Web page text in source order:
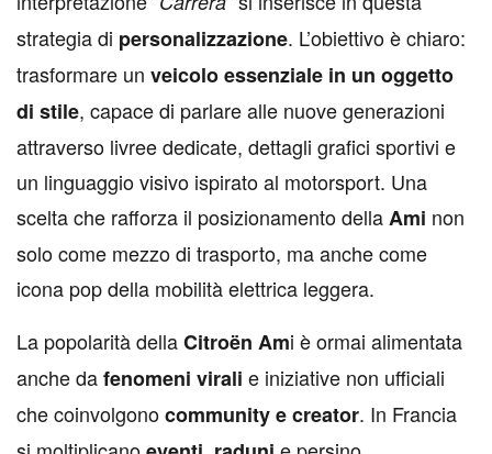
strategia di personalizzazione. L’obiettivo è chiaro:
trasformare un veicolo essenziale in un oggetto
di stile, capace di parlare alle nuove generazioni
attraverso livree dedicate, dettagli grafici sportivi e
un linguaggio visivo ispirato al motorsport. Una
scelta che rafforza il posizionamento dellaAmi non
solo come mezzo di trasporto, ma anche come
icona pop della mobilità elettrica leggera.
La popolarità dellaCitroën Ami è ormai alimentata
anche dafenomeni virali e iniziative non ufficiali
che coinvolgonocommunity e creator. In Francia